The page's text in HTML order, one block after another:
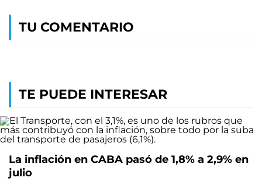
TU COMENTARIO
TE PUEDE INTERESAR
La inflación en CABA pasó de 1,8% a 2,9% en
julio